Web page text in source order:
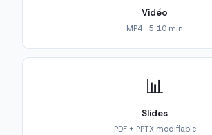
Vidéo
MP4 · 5-10 min
📊
Slides
PDF + PPTX modifiable